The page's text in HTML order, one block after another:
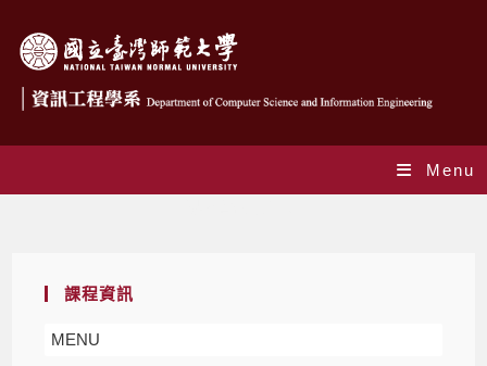
Menu
課程資訊
MENU